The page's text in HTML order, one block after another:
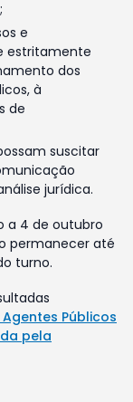
e
estritamente
dos
à
de
suscitar
jurídica.
a 4 de outubro
permanecer até
turno.
Públicos
pela